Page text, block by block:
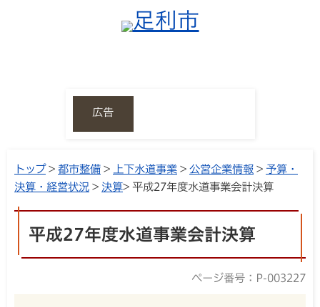
広告
トップ> 都市整備 > 上下水道事業 > 公営企業情報 > 予算・
決算・経営状況 > 決算> 平成27年度水道事業会計決算
平成27年度水道事業会計決算
ページ番号：P-003227